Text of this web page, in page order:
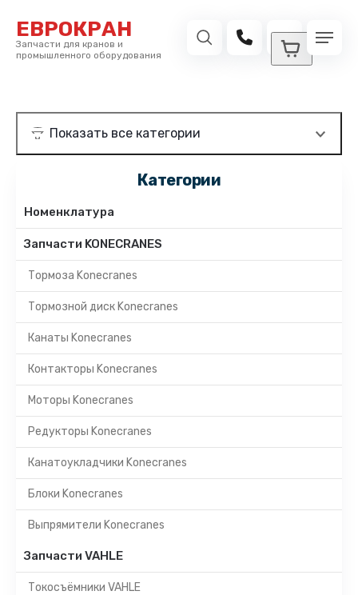
ЕВРОКРАН
Запчасти для кранов и
промышленного оборудования
Категории
Номенклатура
Запчасти KONECRANES
Тормоза Konecranes
Тормозной диск Konecranes
Канаты Konecranes
Контакторы Konecranes
Моторы Konecranes
Редукторы Konecranes
Канатоукладчики Konecranes
Блоки Konecranes
Выпрямители Konecranes
Запчасти VAHLE
Токосъёмники VAHLE